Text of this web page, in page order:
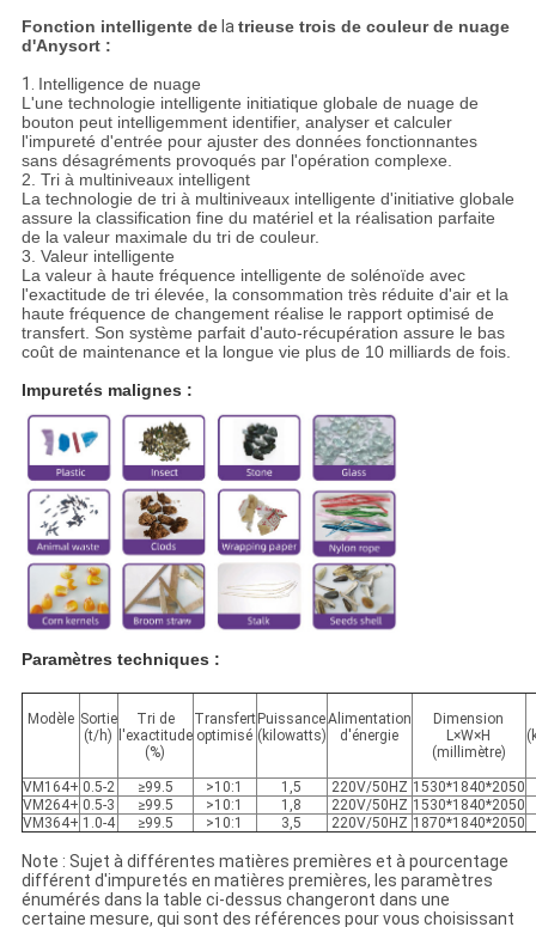
Fonction intelligente delatrieuse trois de couleur de nuage
d'Anysort :
1. Intelligence de nuage
L'une technologie intelligente initiatique globale de nuage de
bouton peut intelligemment identifier, analyser et calculer
l'impureté d'entrée pour ajuster des données fonctionnantes
sans désagréments provoqués par l'opération complexe.
2. Tri à multiniveaux intelligent
La technologie de tri à multiniveaux intelligente d'initiative globale
assure la classification fine du matériel et la réalisation parfaite
de la valeur maximale du tri de couleur.
3. Valeur intelligente
La valeur à haute fréquence intelligente de solénoïde avec
l'exactitude de tri élevée, la consommation très réduite d'air et la
haute fréquence de changement réalise le rapport optimisé de
transfert. Son système parfait d'auto-récupération assure le bas
coût de maintenance et la longue vie plus de 10 milliards de fois.
Impuretés malignes :
Paramètres techniques :
Modèle Sortie
(t/h)
Tri de
l'exactitude
(%)
Transfert
optimisé
Puissance
(kilowatts)
Alimentation
d'énergie
Dimension
L×W×H
(millimètre)
VM164+ 0.5-2 ≥99.5 >10:1 1,5 220V/50HZ 1530*1840*2050
VM264+ 0.5-3 ≥99.5 >10:1 1,8 220V/50HZ 1530*1840*2050
VM364+ 1.0-4 ≥99.5 >10:1 3,5 220V/50HZ 1870*1840*2050
Note : Sujet à différentes matières premières et à pourcentage
différent d'impuretés en matières premières, les paramètres
énumérés dans la table ci-dessus changeront dans une
certaine mesure, qui sont des références pour vous choisissant